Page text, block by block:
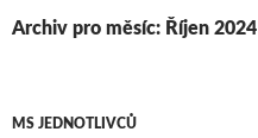
Archiv pro měsíc: Říjen 2024
MS JEDNOTLIVCŮ